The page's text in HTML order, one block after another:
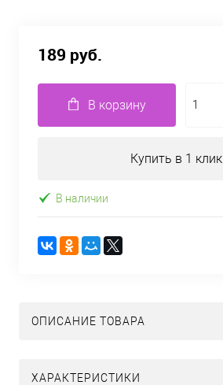
189 руб.
В корзину
Купить в 1 клик
В наличии
ОПИСАНИЕ ТОВАРА
ХАРАКТЕРИСТИКИ